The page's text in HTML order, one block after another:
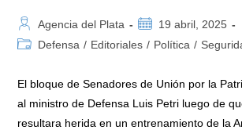
Autor
de
Agencia del Plata
Publicación
de
19 abril, 2025
Categoría
la
entrada:
Defensa / Editoriales / Política /
El bloque de Senadores de Unión por la
al ministro de Defensa Luis Petri luego de
resultara herida en un entrenamiento de la